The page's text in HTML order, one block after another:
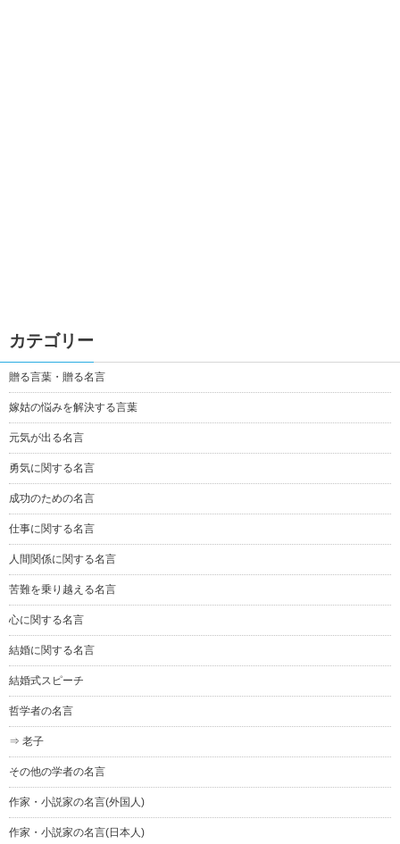
カテゴリー
贈る言葉・贈る名言
嫁姑の悩みを解決する言葉
元気が出る名言
勇気に関する名言
成功のための名言
仕事に関する名言
人間関係に関する名言
苦難を乗り越える名言
心に関する名言
結婚に関する名言
結婚式スピーチ
哲学者の名言
⇒ 老子
その他の学者の名言
作家・小説家の名言(外国人)
作家・小説家の名言(日本人)